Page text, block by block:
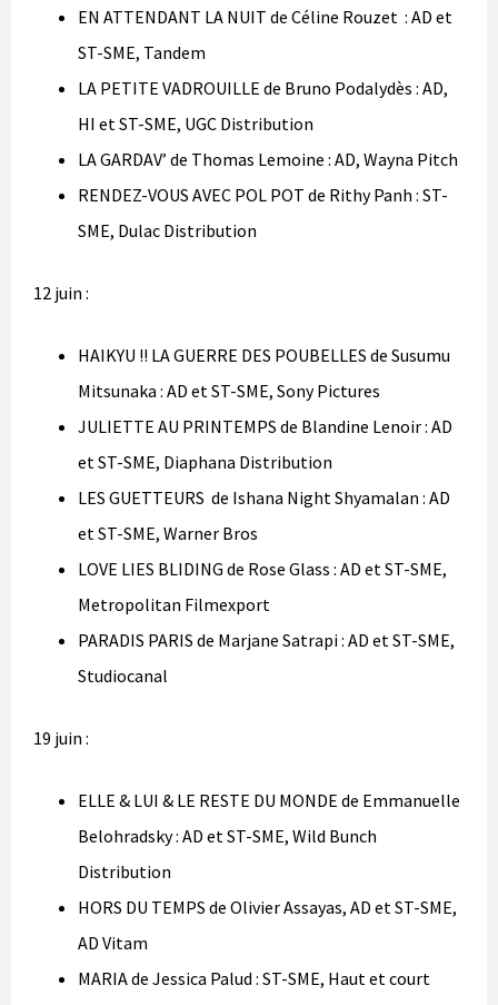
EN ATTENDANT LA NUIT de Céline Rouzet : AD et
ST-SME, Tandem
LA PETITE VADROUILLE de Bruno Podalydès : AD,
HI et ST-SME, UGC Distribution
LA GARDAV’ de Thomas Lemoine : AD, Wayna Pitch
RENDEZ-VOUS AVEC POL POT de Rithy Panh : ST-
SME, Dulac Distribution
12 juin :
HAIKYU !! LA GUERRE DES POUBELLES de Susumu
Mitsunaka : AD et ST-SME, Sony Pictures
JULIETTE AU PRINTEMPS de Blandine Lenoir : AD
et ST-SME, Diaphana Distribution
LES GUETTEURS de Ishana Night Shyamalan : AD
et ST-SME, Warner Bros
LOVE LIES BLIDING de Rose Glass : AD et ST-SME,
Metropolitan Filmexport
PARADIS PARIS de Marjane Satrapi : AD et ST-SME,
Studiocanal
19 juin :
ELLE & LUI & LE RESTE DU MONDE de Emmanuelle
Belohradsky : AD et ST-SME, Wild Bunch
Distribution
HORS DU TEMPS de Olivier Assayas, AD et ST-SME,
AD Vitam
MARIA de Jessica Palud : ST-SME, Haut et court